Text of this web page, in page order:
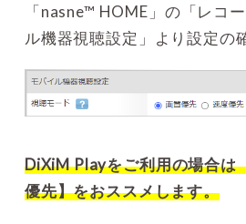
「nasne™ HOME」の「レコ
ル機器視聴設定」より設定の
DiXiM Playをご利用の場合は
優先】をおススメします。